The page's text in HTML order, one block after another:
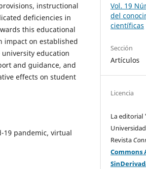
instructional
deficiencies in
this educational
impact on established
education
and guidance, and
effects on student
19 pandemic, virtual
Vol. 19
del
científicas
Sección
Artículos
Licencia
La editorial
Revista
Commons